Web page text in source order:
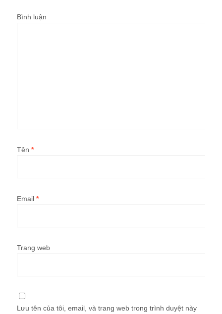
Bình luận
Tên *
Email *
Trang web
Lưu tên của tôi, email, và trang web trong trình duyệt này